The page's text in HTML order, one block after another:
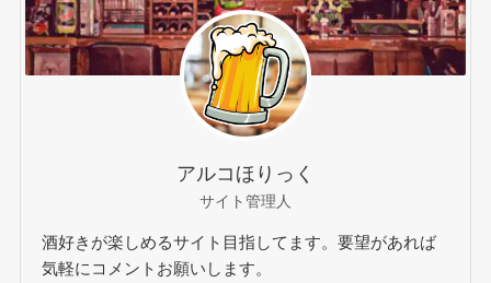
アルコほりっく
サイト管理人
酒好きが楽しめるサイト目指してます。要望があれば
気軽にコメントお願いします。